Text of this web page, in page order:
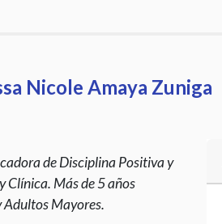
Nicole Amaya Zuniga
de Disciplina Positiva y
Clínica. Más de 5 años
Adultos Mayores.